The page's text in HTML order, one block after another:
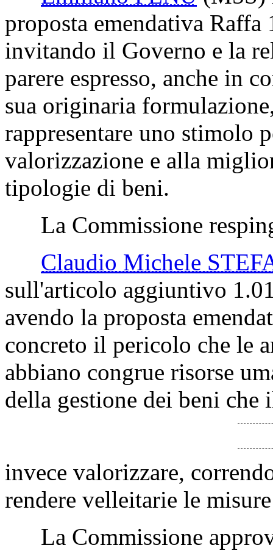
proposta emendativa
invitando il Governo e la
parere espresso, anche in
sua originaria
rappresentare uno stimolo
valorizzazione e alla
tipologie di beni.
La Commissione
Claudio Michele
sull'articolo aggiuntivo
avendo la proposta
concreto il pericolo che le
abbiano congrue risorse
della gestione dei beni
invece valorizzare,
rendere velleitarie le
La Commissione